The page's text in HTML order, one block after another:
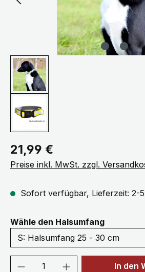
Regulärer Preis:
21,99 €
Preise inkl. MwSt. zzgl.
Sofort verfügbar, Lieferzeit: 2-
Wähle den Halsumfangauswählen
Produkt Anzahl: GibIn den